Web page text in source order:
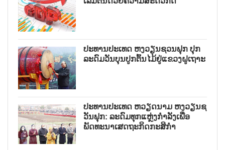
ປະທານປະເທດ ຫງວຽນຊວນຟຸກ ປຸກ
ລະດົມວັນບຸນປູກຕົ້ນໄມ້ຢູ່ແຂວງຝູເຖາະ
ປະທານປະເທດ ຫວຽດນາມ ຫງວຽນຊ
ວັນຟຸກ: ລະດົມທຸກແຫຼ່ງກຳລັງເພື່ອ
ພັດທະນາເສດຖະກິດກະສິກຳ